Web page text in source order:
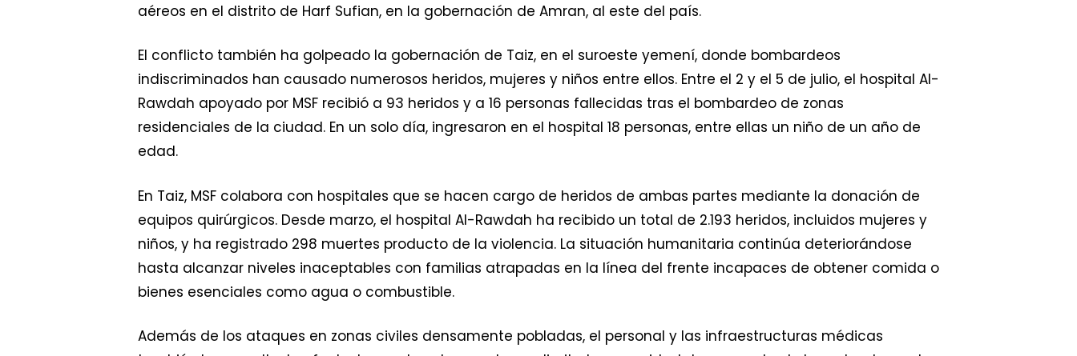
aéreos en el distrito de Harf Sufian, en la gobernación de Amran, al este del país.
El conflicto también ha golpeado la gobernación de Taiz, en el suroeste yemení, donde bombardeos
indiscriminados han causado numerosos heridos, mujeres y niños entre ellos. Entre el 2 y el 5 de julio, el hospital Al-
Rawdah apoyado por MSF recibió a 93 heridos y a 16 personas fallecidas tras el bombardeo de zonas
residenciales de la ciudad. En un solo día, ingresaron en el hospital 18 personas, entre ellas un niño de un año de
edad.
En Taiz, MSF colabora con hospitales que se hacen cargo de heridos de ambas partes mediante la donación de
equipos quirúrgicos. Desde marzo, el hospital Al-Rawdah ha recibido un total de 2.193 heridos, incluidos mujeres y
niños, y ha registrado 298 muertes producto de la violencia. La situación humanitaria continúa deteriorándose
hasta alcanzar niveles inaceptables con familias atrapadas en la línea del frente incapaces de obtener comida o
bienes esenciales como agua o combustible.
Además de los ataques en zonas civiles densamente pobladas, el personal y las infraestructuras médicas